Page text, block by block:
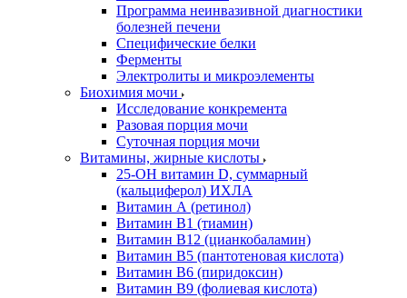
Программа неинвазивной диагностики
болезней печени
Специфические белки
Ферменты
Электролиты и микроэлементы
Биохимия мочи
Исследование конкремента
Разовая порция мочи
Суточная порция мочи
Витамины, жирные кислоты
25-OH витамин D, суммарный
(кальциферол) ИХЛА
Витамин А (ретинол)
Витамин В1 (тиамин)
Витамин В12 (цианкобаламин)
Витамин В5 (пантотеновая кислота)
Витамин В6 (пиридоксин)
Витамин В9 (фолиевая кислота)